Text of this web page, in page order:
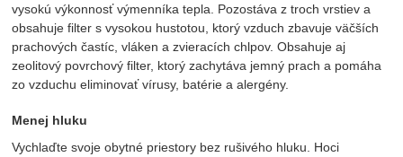
vysokú výkonnosť výmenníka tepla. Pozostáva z troch vrstiev a
obsahuje filter s vysokou hustotou, ktorý vzduch zbavuje väčších
prachových častíc, vláken a zvieracích chlpov. Obsahuje aj
zeolitový povrchový filter, ktorý zachytáva jemný prach a pomáha
zo vzduchu eliminovať vírusy, batérie a alergény.
Menej hluku
Vychlaďte svoje obytné priestory bez rušivého hluku. Hoci